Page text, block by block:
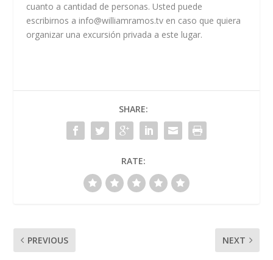
cuanto a cantidad de personas. Usted puede
escribirnos a info@williamramos.tv en caso que quiera
organizar una excursión privada a este lugar.
SHARE:
RATE:
PREVIOUS NEXT